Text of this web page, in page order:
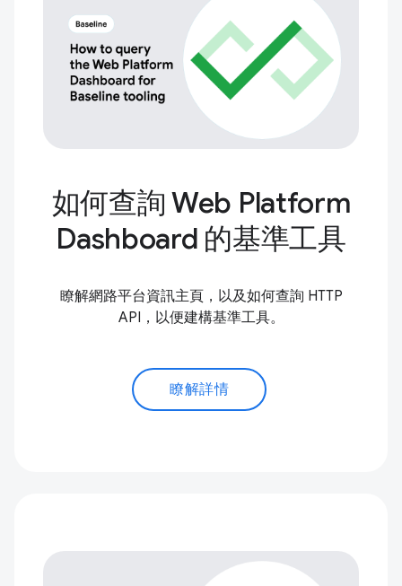
如何查詢 Web Platform
Dashboard 的基準工具
瞭解網路平台資訊主頁，以及如何查詢 HTTP
API，以便建構基準工具。
瞭解詳情